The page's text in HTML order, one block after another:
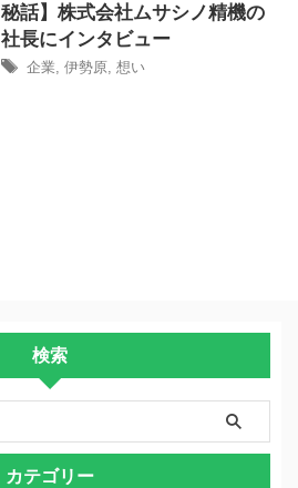
秘話】株式会社ムサシノ精機の
社長にインタビュー
企業, 伊勢原, 想い
検索
カテゴリー